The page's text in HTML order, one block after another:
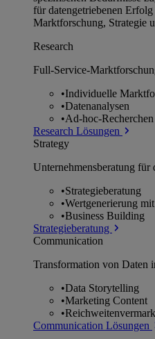
für datengetriebenen
Marktforschung, Strategie
Research
Full-Service-
•Individuelle
•Datenanalysen
•Ad-hoc-
Research Lösungen
Strategy
Unternehmens­beratung
•Strategieberatung
•Wertgenerierung
•Business Building
Strategieberatung
Communication
Transformation von Daten
•Data Storytelling
•Marketing Content
•
Communication Lösungen